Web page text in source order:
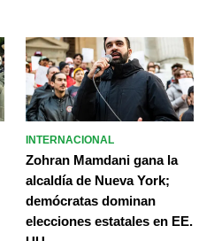
INTERNACIONAL
Zohran Mamdani gana la
alcaldía de Nueva York;
demócratas dominan
elecciones estatales en EE.